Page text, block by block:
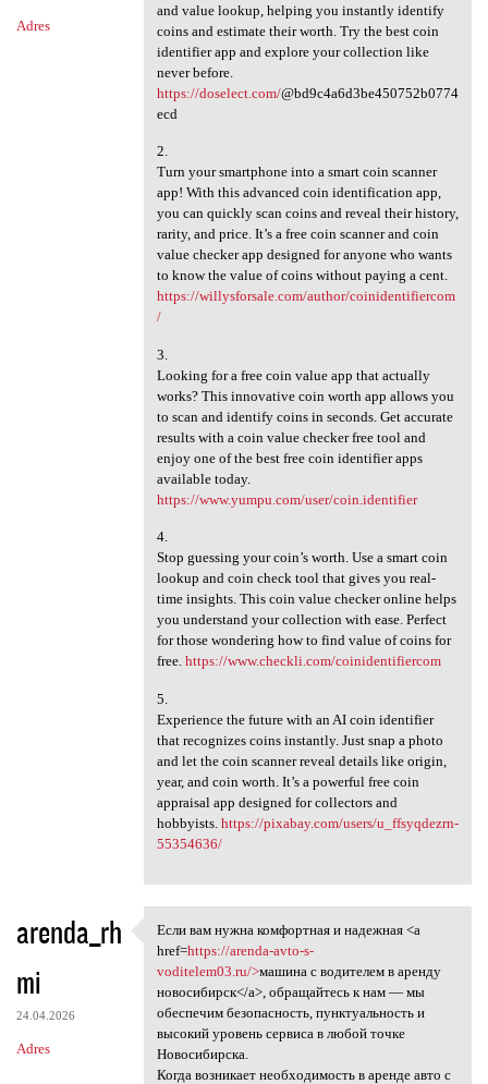
Adres
and value lookup, helping you instantly identify
coins and estimate their worth. Try the best coin
identifier app and explore your collection like
never before.
https://doselect.com/@bd9c4a6d3be450752b0774
ecd
2.
Turn your smartphone into a smart coin scanner
app! With this advanced coin identification app,
you can quickly scan coins and reveal their history,
rarity, and price. It’s a free coin scanner and coin
value checker app designed for anyone who wants
to know the value of coins without paying a cent.
https://willysforsale.com/author/coinidentifiercom
/
3.
Looking for a free coin value app that actually
works? This innovative coin worth app allows you
to scan and identify coins in seconds. Get accurate
results with a coin value checker free tool and
enjoy one of the best free coin identifier apps
available today.
https://www.yumpu.com/user/coin.identifier
4.
Stop guessing your coin’s worth. Use a smart coin
lookup and coin check tool that gives you real-
time insights. This coin value checker online helps
you understand your collection with ease. Perfect
for those wondering how to find value of coins for
free. https://www.checkli.com/coinidentifiercom
5.
Experience the future with an AI coin identifier
that recognizes coins instantly. Just snap a photo
and let the coin scanner reveal details like origin,
year, and coin worth. It’s a powerful free coin
appraisal app designed for collectors and
hobbyists. https://pixabay.com/users/u_ffsyqdezrn-
55354636/
arenda_rh
mi
24.04.2026
Adres
Если вам нужна комфортная и
Если вам нужна комфортная и надежная <a
href=https://arenda-avto-s-
voditelem03.ru/>машина с водителем в аренду
новосибирск</a>, обращайтесь к нам — мы
обеспечим безопасность, пунктуальность и
высокий уровень сервиса в любой точке
Новосибирска.
Когда возникает необходимость в аренде авто с